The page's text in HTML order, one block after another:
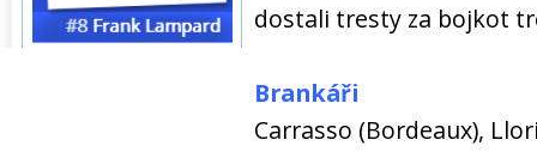
dostali tresty za bojkot
Brankáři
Carrasso (Bordeaux),